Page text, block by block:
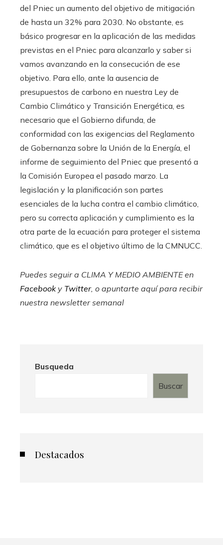
del Pniec un aumento del objetivo de mitigación
de hasta un 32% para 2030. No obstante, es
básico progresar en la aplicación de las medidas
previstas en el Pniec para alcanzarlo y saber si
vamos avanzando en la consecución de ese
objetivo. Para ello, ante la ausencia de
presupuestos de carbono en nuestra Ley de
Cambio Climático y Transición Energética, es
necesario que el Gobierno difunda, de
conformidad con las exigencias del Reglamento
de Gobernanza sobre la Unión de la Energía, el
informe de seguimiento del Pniec que presentó a
la Comisión Europea el pasado marzo. La
legislación y la planificación son partes
esenciales de la lucha contra el cambio climático,
pero su correcta aplicación y cumplimiento es la
otra parte de la ecuación para proteger el sistema
climático, que es el objetivo último de la CMNUCC.
Puedes seguir a CLIMA Y MEDIO AMBIENTE en
Facebooky Twitter, o apuntarte aquí para recibir
nuestra newsletter semanal
Busqueda
Buscar
Destacados